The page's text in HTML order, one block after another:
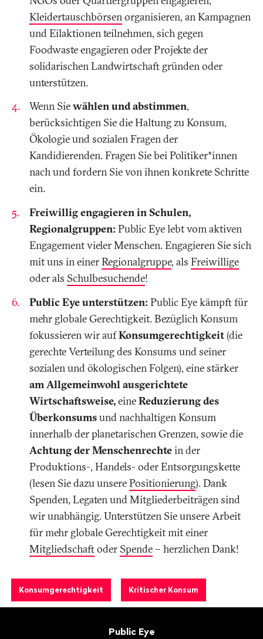
Kleidertauschbörsenorganisieren, an Kampagnen
und Eilaktionen teilnehmen, sich gegen
Foodwaste engagieren oder Projekte der
solidarischen Landwirtschaft gründen oder
unterstützen.
Wenn Siewählen und abstimmen,
berücksichtigen Sie die Haltung zu Konsum,
Ökologie und sozialen Fragen der
Kandidierenden. Fragen Sie bei Politiker*innen
nach und fordern Sie von ihnen konkrete Schritte
ein.
Freiwillig engagieren in Schulen,
Regionalgruppen: Public Eye lebt vom aktiven
Engagement vieler Menschen. Engagieren Sie sich
mit uns in einerRegionalgruppe, als Freiwillige
oder als Schulbesuchende!
Public Eye unterstützen: Public Eye kämpft für
mehr globale Gerechtigkeit. Bezüglich Konsum
fokussieren wir aufKonsumgerechtigkeit(die
gerechte Verteilung des Konsums und seiner
sozialen und ökologischen Folgen), eine stärker
am Allgemeinwohl ausgerichtete
Wirtschaftsweise,eineReduzierung des
Überkonsumsund nachhaltigen Konsum
innerhalb der planetarischen Grenzen, sowie die
Achtung derMenschenrechtein der
Produktions-, Handels- oder Entsorgungskette
(lesen Sie dazu unserePositionierung). Dank
Spenden, Legaten und Mitgliederbeiträgen sind
wir unabhängig. Unterstützen Sie unsere Arbeit
für mehr globale Gerechtigkeit mit einer
Mitgliedschaftoder Spende– herzlichen Dank!
Konsumgerechtigkeit Kritischer Konsum
Public Eye